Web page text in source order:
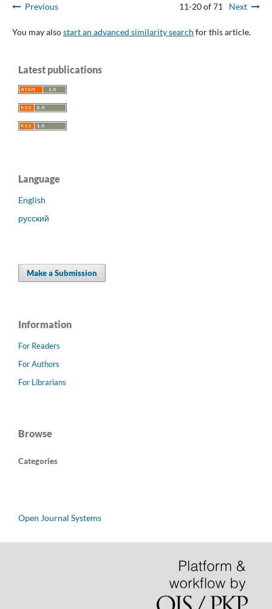
Previous 11-20 of 71 Next
You may alsostart an advanced similarity search for this article.
Latest publications
Language
English
русский
Make a Submission
Information
For Readers
For Authors
For Librarians
Browse
Categories
Open Journal Systems